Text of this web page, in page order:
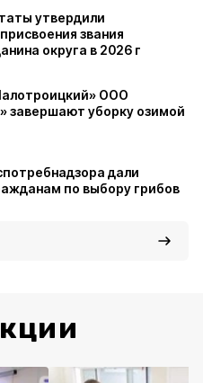
утвердили
звания
округа в 2026 г
ООО
завершают уборку озимой
дали
по выбору грибов